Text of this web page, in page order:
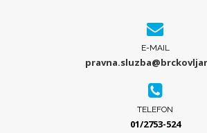
E-MAIL
TELEFON
01/2753-524